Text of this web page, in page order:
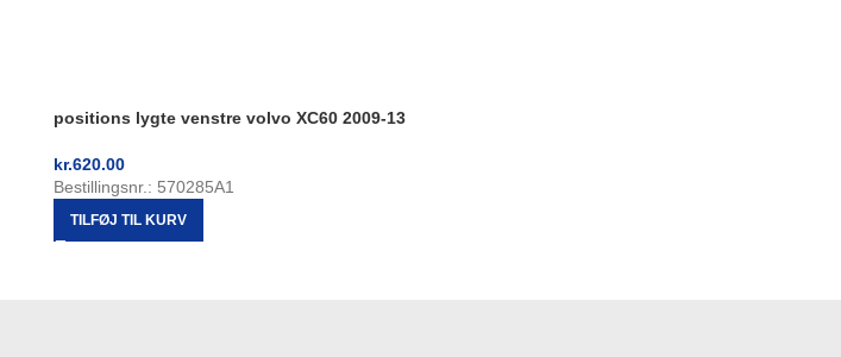
positions lygte venstre volvo XC60 2009-13
kr.620.00
Bestillingsnr.: 570285A1
TILFØJ TIL KURV